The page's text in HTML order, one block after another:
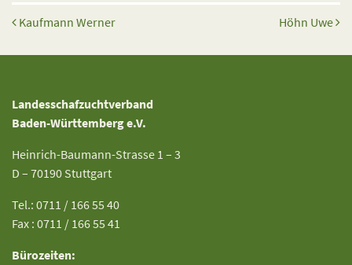
Beitrags-Navigation
Kaufmann Werner Höhn Uwe
Landesschafzuchtverband
Baden-Württemberg e.V.
Heinrich-Baumann-Strasse 1 – 3
D – 70190 Stuttgart
Tel.: 0711 / 166 55 40
Fax : 0711 / 166 55 41
Bürozeiten: